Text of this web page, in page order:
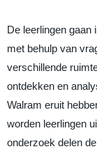
De leerlingen gaan
met behulp van
verschillende
ontdekken en
Walram eruit
worden leerlingen
onderzoek delen